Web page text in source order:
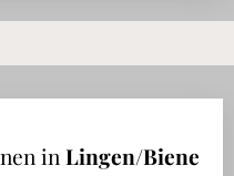
in Lingen/Biene